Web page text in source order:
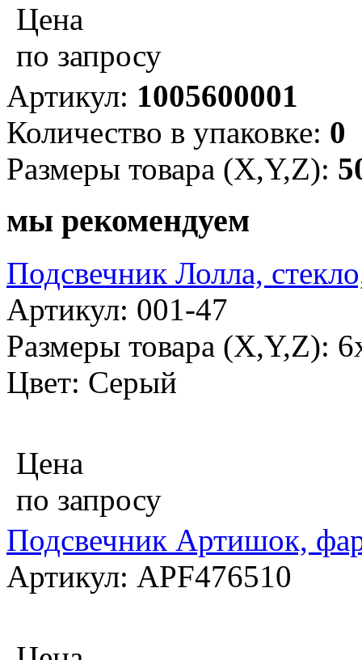
Цена
по запросу
Артикул: 1005600001
Количество в упаковке: 0
Размеры товара (X,Y,Z):
мы рекомендуем
Подсвечник Лолла,
Артикул: 001-47
Размеры товара (X,Y,Z):
Цвет: Серый
Цена
по запросу
Подсвечник Артишок,
Артикул: APF476510